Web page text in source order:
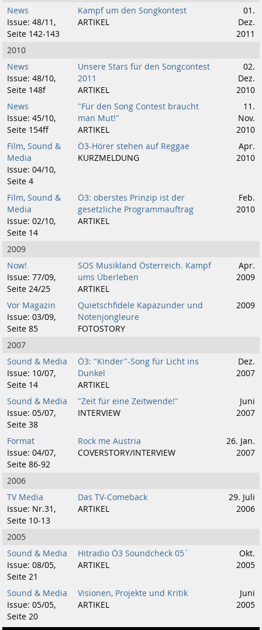
News
Issue: 48/11,
Seite 142-143
Kampf um den Songkontest
ARTIKEL
01.
Dez.
2011
2010
News
Issue: 48/10,
Seite 148f
Unsere Stars für den Songcontest
2011
ARTIKEL
02.
Dez.
2010
News
Issue: 45/10,
Seite 154ff
"Für den Song Contest braucht
man Mut!"
ARTIKEL
11.
Nov.
2010
Film, Sound &
Media
Issue: 04/10,
Seite 4
Ö3-Hörer stehen auf Reggae
KURZMELDUNG
Apr.
2010
Film, Sound &
Media
Issue: 02/10,
Seite 14
Ö3: oberstes Prinzip ist der
gesetzliche Programmauftrag
ARTIKEL
Feb.
2010
2009
Now!
Issue: 77/09,
Seite 24/25
SOS Musikland Österreich. Kampf
ums Überleben
ARTIKEL
Apr.
2009
Vor Magazin
Issue: 03/09,
Seite 85
Quietschfidele Kapazunder und
Notenjongleure
FOTOSTORY
2009
2007
Sound & Media
Issue: 10/07,
Seite 14
Ö3: "Kinder"-Song für Licht ins
Dunkel
ARTIKEL
Dez.
2007
Sound & Media
Issue: 05/07,
Seite 38
"Zeit für eine Zeitwende!"
INTERVIEW
Juni
2007
Format
Issue: 04/07,
Seite 86-92
Rock me Austria
COVERSTORY/INTERVIEW
26. Jan.
2007
2006
TV Media
Issue: Nr.31,
Seite 10-13
Das TV-Comeback
ARTIKEL
29. Juli
2006
2005
Sound & Media
Issue: 08/05,
Seite 21
Hitradio Ö3 Soundcheck 05´
ARTIKEL
Okt.
2005
Sound & Media
Issue: 05/05,
Seite 20
Visionen, Projekte und Kritik
ARTIKEL
Juni
2005